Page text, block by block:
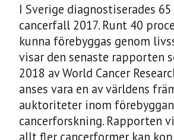
I Sverige diagnostiserades
cancerfall 2017. Runt 40
kunna förebyggas genom
visar den senaste rapporten
2018 av World Cancer
anses vara en av världens
auktoriteter inom
cancerforskning. Rapporten
allt fler cancerformer kan